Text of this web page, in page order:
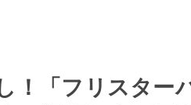
！「フリスター